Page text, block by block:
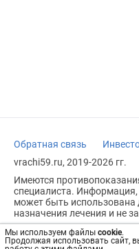
Мы используем файлы cookie.
Продолжая использовать сайт,
Обратная связь
vrachi59.ru, 2019-2026 гг.
Имеются
специалиста. Информация,
может быть использована
назначения лечения и не
Возрастное ограничение: